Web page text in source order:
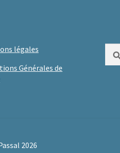
légales
Générales de
2026